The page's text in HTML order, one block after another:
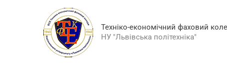
Техніко-економічний фаховий
НУ "Львівська політехніка"